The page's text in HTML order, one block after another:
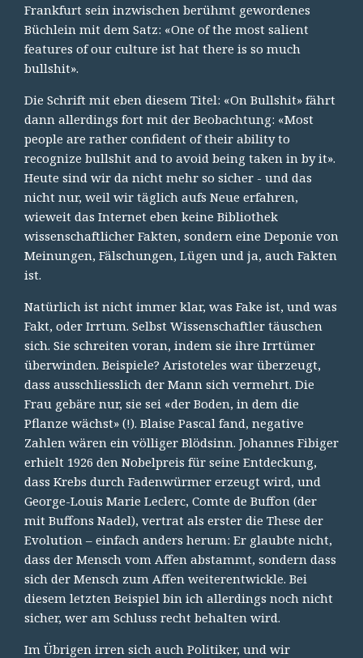
Frankfurt sein inzwischen berühmt gewordenes
Büchlein mit dem Satz: «One of the most salient
features of our culture ist hat there is so much
bullshit».
Die Schrift mit eben diesem Titel: «On Bullshit» fährt
dann allerdings fort mit der Beobachtung: «Most
people are rather confident of their ability to
recognize bullshit and to avoid being taken in by it».
Heute sind wir da nicht mehr so sicher - und das
nicht nur, weil wir täglich aufs Neue erfahren,
wieweit das Internet eben keine Bibliothek
wissenschaftlicher Fakten, sondern eine Deponie von
Meinungen, Fälschungen, Lügen und ja, auch Fakten
ist.
Natürlich ist nicht immer klar, was Fake ist, und was
Fakt, oder Irrtum. Selbst Wissenschaftler täuschen
sich. Sie schreiten voran, indem sie ihre Irrtümer
überwinden. Beispiele? Aristoteles war überzeugt,
dass ausschliesslich der Mann sich vermehrt. Die
Frau gebäre nur, sie sei «der Boden, in dem die
Pflanze wächst» (!). Blaise Pascal fand, negative
Zahlen wären ein völliger Blödsinn. Johannes Fibiger
erhielt 1926 den Nobelpreis für seine Entdeckung,
dass Krebs durch Fadenwürmer erzeugt wird, und
George-Louis Marie Leclerc, Comte de Buffon (der
mit Buffons Nadel), vertrat als erster die These der
Evolution – einfach anders herum: Er glaubte nicht,
dass der Mensch vom Affen abstammt, sondern dass
sich der Mensch zum Affen weiterentwickle. Bei
diesem letzten Beispiel bin ich allerdings noch nicht
sicher, wer am Schluss recht behalten wird.
Im Übrigen irren sich auch Politiker, und wir